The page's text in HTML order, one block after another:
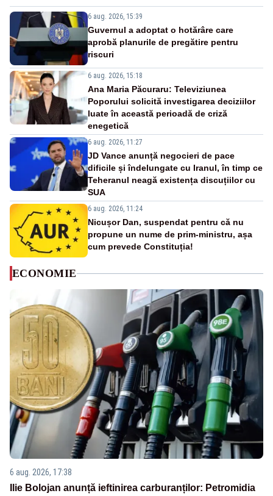
6 aug. 2026, 15:39
Guvernul a adoptat o hotărâre care
aprobă planurile de pregătire pentru
riscuri
6 aug. 2026, 15:18
Ana Maria Păcuraru: Televiziunea
Poporului solicită investigarea deciziilor
luate în această perioadă de criză
enegetică
6 aug. 2026, 11:27
JD Vance anunță negocieri de pace
dificile și îndelungate cu Iranul, în timp ce
Teheranul neagă existența discuțiilor cu
SUA
6 aug. 2026, 11:24
Nicușor Dan, suspendat pentru că nu
propune un nume de prim-ministru, așa
cum prevede Constituția!
ECONOMIE
6 aug. 2026, 17:38
Ilie Bolojan anunță ieftinirea carburanților: Petromidia